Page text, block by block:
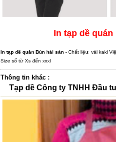
In tạp dề
In tạp dề quán Bún hải sản - Chất liệu: vải kaki
Size số từ Xs đến xxxl
Thông tin khác :
Tạp dề Công ty TNHH Đầu